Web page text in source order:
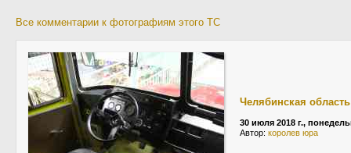
Все комментарии к фотографиям этого ТС
Челябинская область
30 июля 2018 г.,
Автор: королев юра